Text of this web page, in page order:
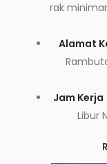
rak
Alamat
Jam Kerja
Libur